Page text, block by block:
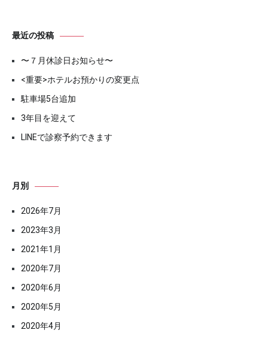
最近の投稿
〜７月休診日お知らせ〜
<重要>ホテルお預かりの変更点
駐車場5台追加
3年目を迎えて
LINEで診察予約できます
月別
2026年7月
2023年3月
2021年1月
2020年7月
2020年6月
2020年5月
2020年4月